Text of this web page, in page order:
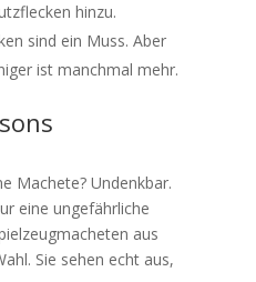
hinzu.
sind ein Muss. Aber
ist manchmal mehr.
Machete? Undenkbar.
eine ungefährliche
aus
Sie sehen echt aus,